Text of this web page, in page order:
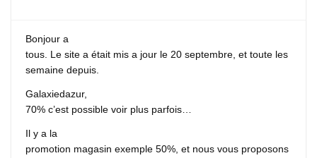
Bonjour a
tous. Le site a était mis a jour le 20 septembre, et toute les
semaine depuis.
Galaxiedazur,
70% c’est possible voir plus parfois…
Il y a la
promotion magasin exemple 50%, et nous vous proposons